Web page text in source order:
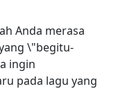
Anda merasa
\"begitu-
ingin
pada lagu yang